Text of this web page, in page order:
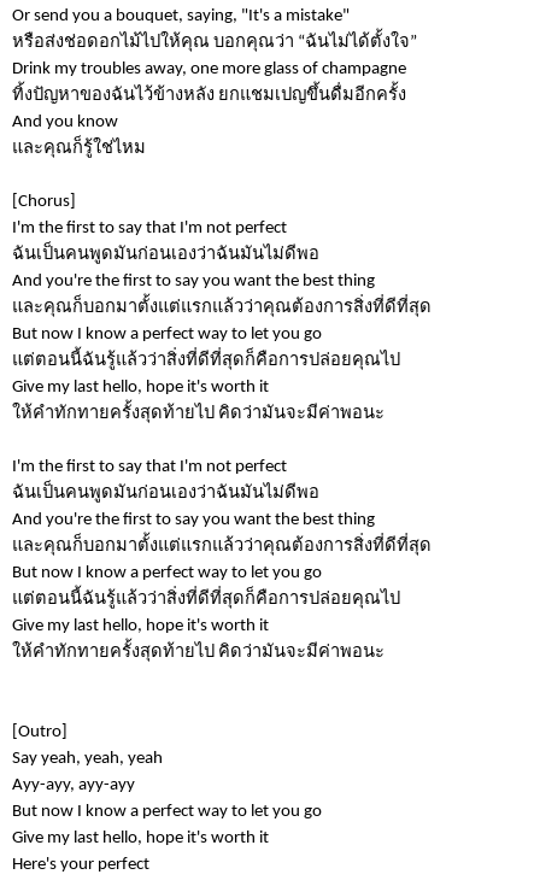
Or send you a bouquet, saying, "It's a mistake"
หรือส่งช่อดอกไม้ไปให้คุณ บอกคุณว่า “ฉันไม่ได้ตั้งใจ”
Drink my troubles away, one more glass of champagne
ทิ้งปัญหาของฉันไว้ข้างหลัง ยกแชมเปญขึ้นดื่มอีกครั้ง
And you know
และคุณก็รู้ใช่ไหม
[Chorus]
I'm the first to say that I'm not perfect
ฉันเป็นคนพูดมันก่อนเองว่าฉันมันไม่ดีพอ
And you're the first to say you want the best thing
และคุณก็บอกมาตั้งแต่แรกแล้วว่าคุณต้องการสิ่งที่ดีที่สุด
But now I know a perfect way to let you go
แต่ตอนนี้ฉันรู้แล้วว่าสิ่งที่ดีที่สุดก็คือการปล่อยคุณไป
Give my last hello, hope it's worth it
ให้คำทักทายครั้งสุดท้ายไป คิดว่ามันจะมีค่าพอนะ
I'm the first to say that I'm not perfect
ฉันเป็นคนพูดมันก่อนเองว่าฉันมันไม่ดีพอ
And you're the first to say you want the best thing
และคุณก็บอกมาตั้งแต่แรกแล้วว่าคุณต้องการสิ่งที่ดีที่สุด
But now I know a perfect way to let you go
แต่ตอนนี้ฉันรู้แล้วว่าสิ่งที่ดีที่สุดก็คือการปล่อยคุณไป
Give my last hello, hope it's worth it
ให้คำทักทายครั้งสุดท้ายไป คิดว่ามันจะมีค่าพอนะ
[Outro]
Say yeah, yeah, yeah
Ayy-ayy, ayy-ayy
But now I know a perfect way to let you go
Give my last hello, hope it's worth it
Here's your perfect